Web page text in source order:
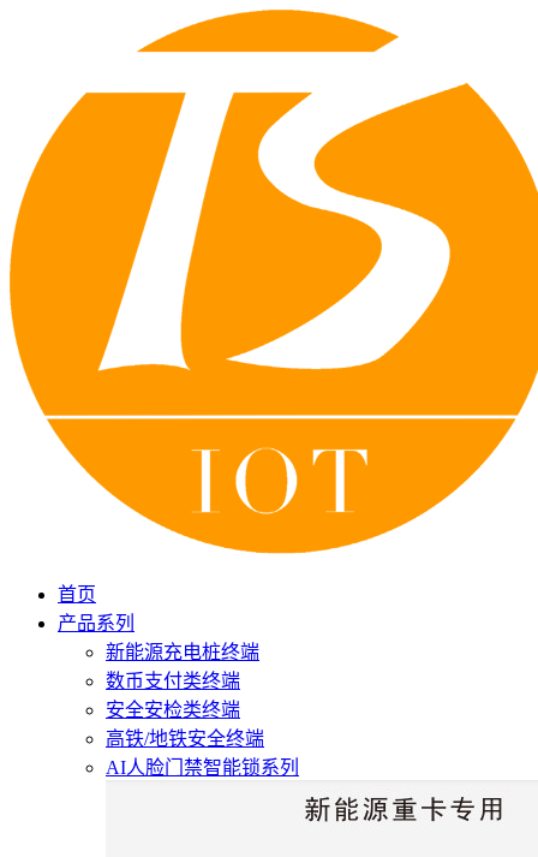
首页
产品系列
新能源充电桩终端
数币支付类终端
安全安检类终端
高铁/地铁安全终端
AI人脸门禁智能锁系列